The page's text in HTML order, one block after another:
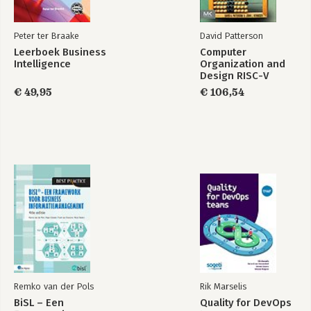
Thunderbird 54
Overzetten 62
Lightning 62
Outlook-conversie 65
Herschikken 68
Eigen werkplek 76
Extra pakket 76
Werkbalk aanpassen 77
Icoonthema 80
Zijbalk 81
Sjabloon 85
Standaardsjabloon 85
Briefsjabloon 87
6. Fotobewerking 95
Peter ter Braake
Leerboek Business
Intelligence
€ 49,95
David Patterson
Computer
Organization and
Design RISC-V
Edition
€ 106,54
Remko van der Pols
BiSL – Een
Rik Marselis
Quality for DevOps